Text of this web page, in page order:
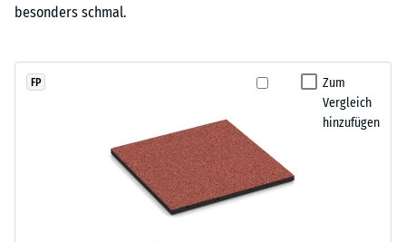
besonders schmal.
Zum
Vergleich
hinzufügen
FP